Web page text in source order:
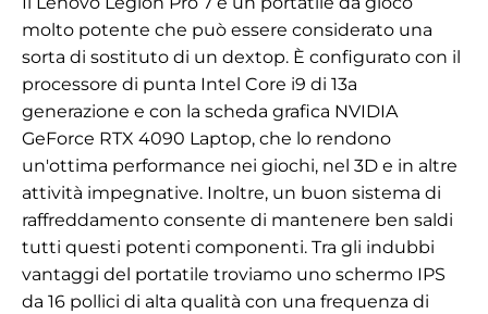
molto potente che può essere considerato una
sorta di sostituto di un dextop. È configurato con il
processore di punta Intel Core i9 di 13a
generazione e con la scheda grafica NVIDIA
GeForce RTX 4090 Laptop, che lo rendono
un'ottima performance nei giochi, nel 3D e in altre
attività impegnative. Inoltre, un buon sistema di
raffreddamento consente di mantenere ben saldi
tutti questi potenti componenti. Tra gli indubbi
vantaggi del portatile troviamo uno schermo IPS
da 16 pollici di alta qualità con una frequenza di